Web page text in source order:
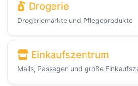
Drogerie
Drogeriemärkte und Pflegeprodukte
Einkaufszentrum
Malls, Passagen und große